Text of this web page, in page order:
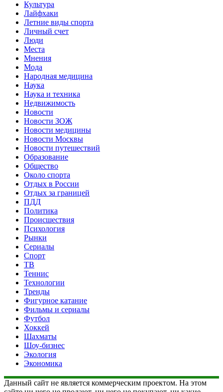
Культура
Лайфхаки
Летние виды спорта
Личный счет
Люди
Места
Мнения
Мода
Народная медицина
Наука
Наука и техника
Недвижимость
Новости
Новости ЗОЖ
Новости медицины
Новости Москвы
Новости путешествий
Образование
Общество
Около спорта
Отдых в России
Отдых за границей
ПДД
Политика
Происшествия
Психология
Рынки
Сериалы
Спорт
ТВ
Теннис
Технологии
Тренды
Фигурное катание
Фильмы и сериалы
Футбол
Хоккей
Шахматы
Шоу-бизнес
Экология
Экономика
Данный сайт не является коммерческим проектом. На этом